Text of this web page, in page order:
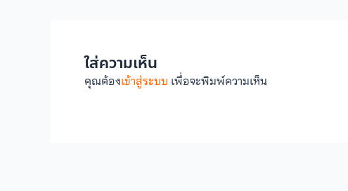
ใส่ความเห็น
คุณต้องเข้าสู่ระบบ เพื่อจะพิมพ์ความเห็น